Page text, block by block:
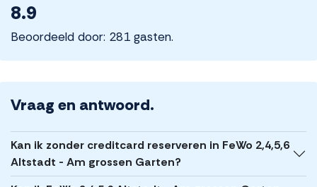
8.9
Beoordeeld door: 281 gasten.
Vraag en antwoord.
Kan ik zonder creditcard reserveren in FeWo 2,4,5,6
Altstadt - Am grossen Garten?